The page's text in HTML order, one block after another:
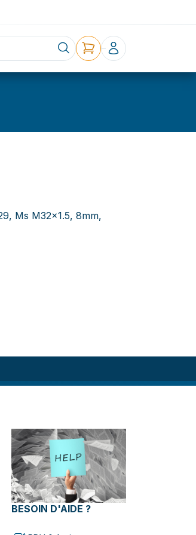
Ms M32x1.5, 8mm,
BESOIN D'AIDE ?